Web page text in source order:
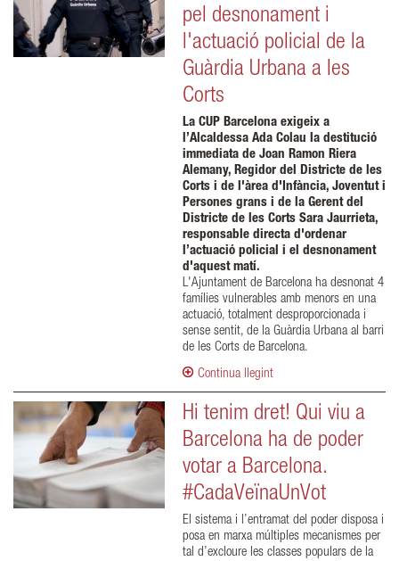
pel desnonament i
l'actuació policial de la
Guàrdia Urbana a les
Corts
La CUP Barcelona exigeix a
l’Alcaldessa Ada Colau la destitució
immediata de Joan Ramon Riera
Alemany, Regidor del Districte de les
Corts i de l'àrea d'Infància, Joventut i
Persones grans i de la Gerent del
Districte de les Corts Sara Jaurrieta,
responsable directa d'ordenar
l’actuació policial i el desnonament
d'aquest matí.
L'Ajuntament de Barcelona ha desnonat 4
famílies vulnerables amb menors en una
actuació, totalment desproporcionada i
sense sentit, de la Guàrdia Urbana al barri
de les Corts de Barcelona.
Continua llegint
Hi tenim dret! Qui viu a
Barcelona ha de poder
votar a Barcelona.
#CadaVeïnaUnVot
El sistema i l’entramat del poder disposa i
posa en marxa múltiples mecanismes per
tal d’excloure les classes populars de la